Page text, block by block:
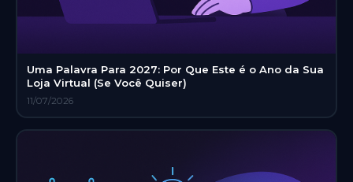
Uma Palavra Para 2027: Por Que Este é o Ano da Sua
Loja Virtual (Se Você Quiser)
11/07/2026